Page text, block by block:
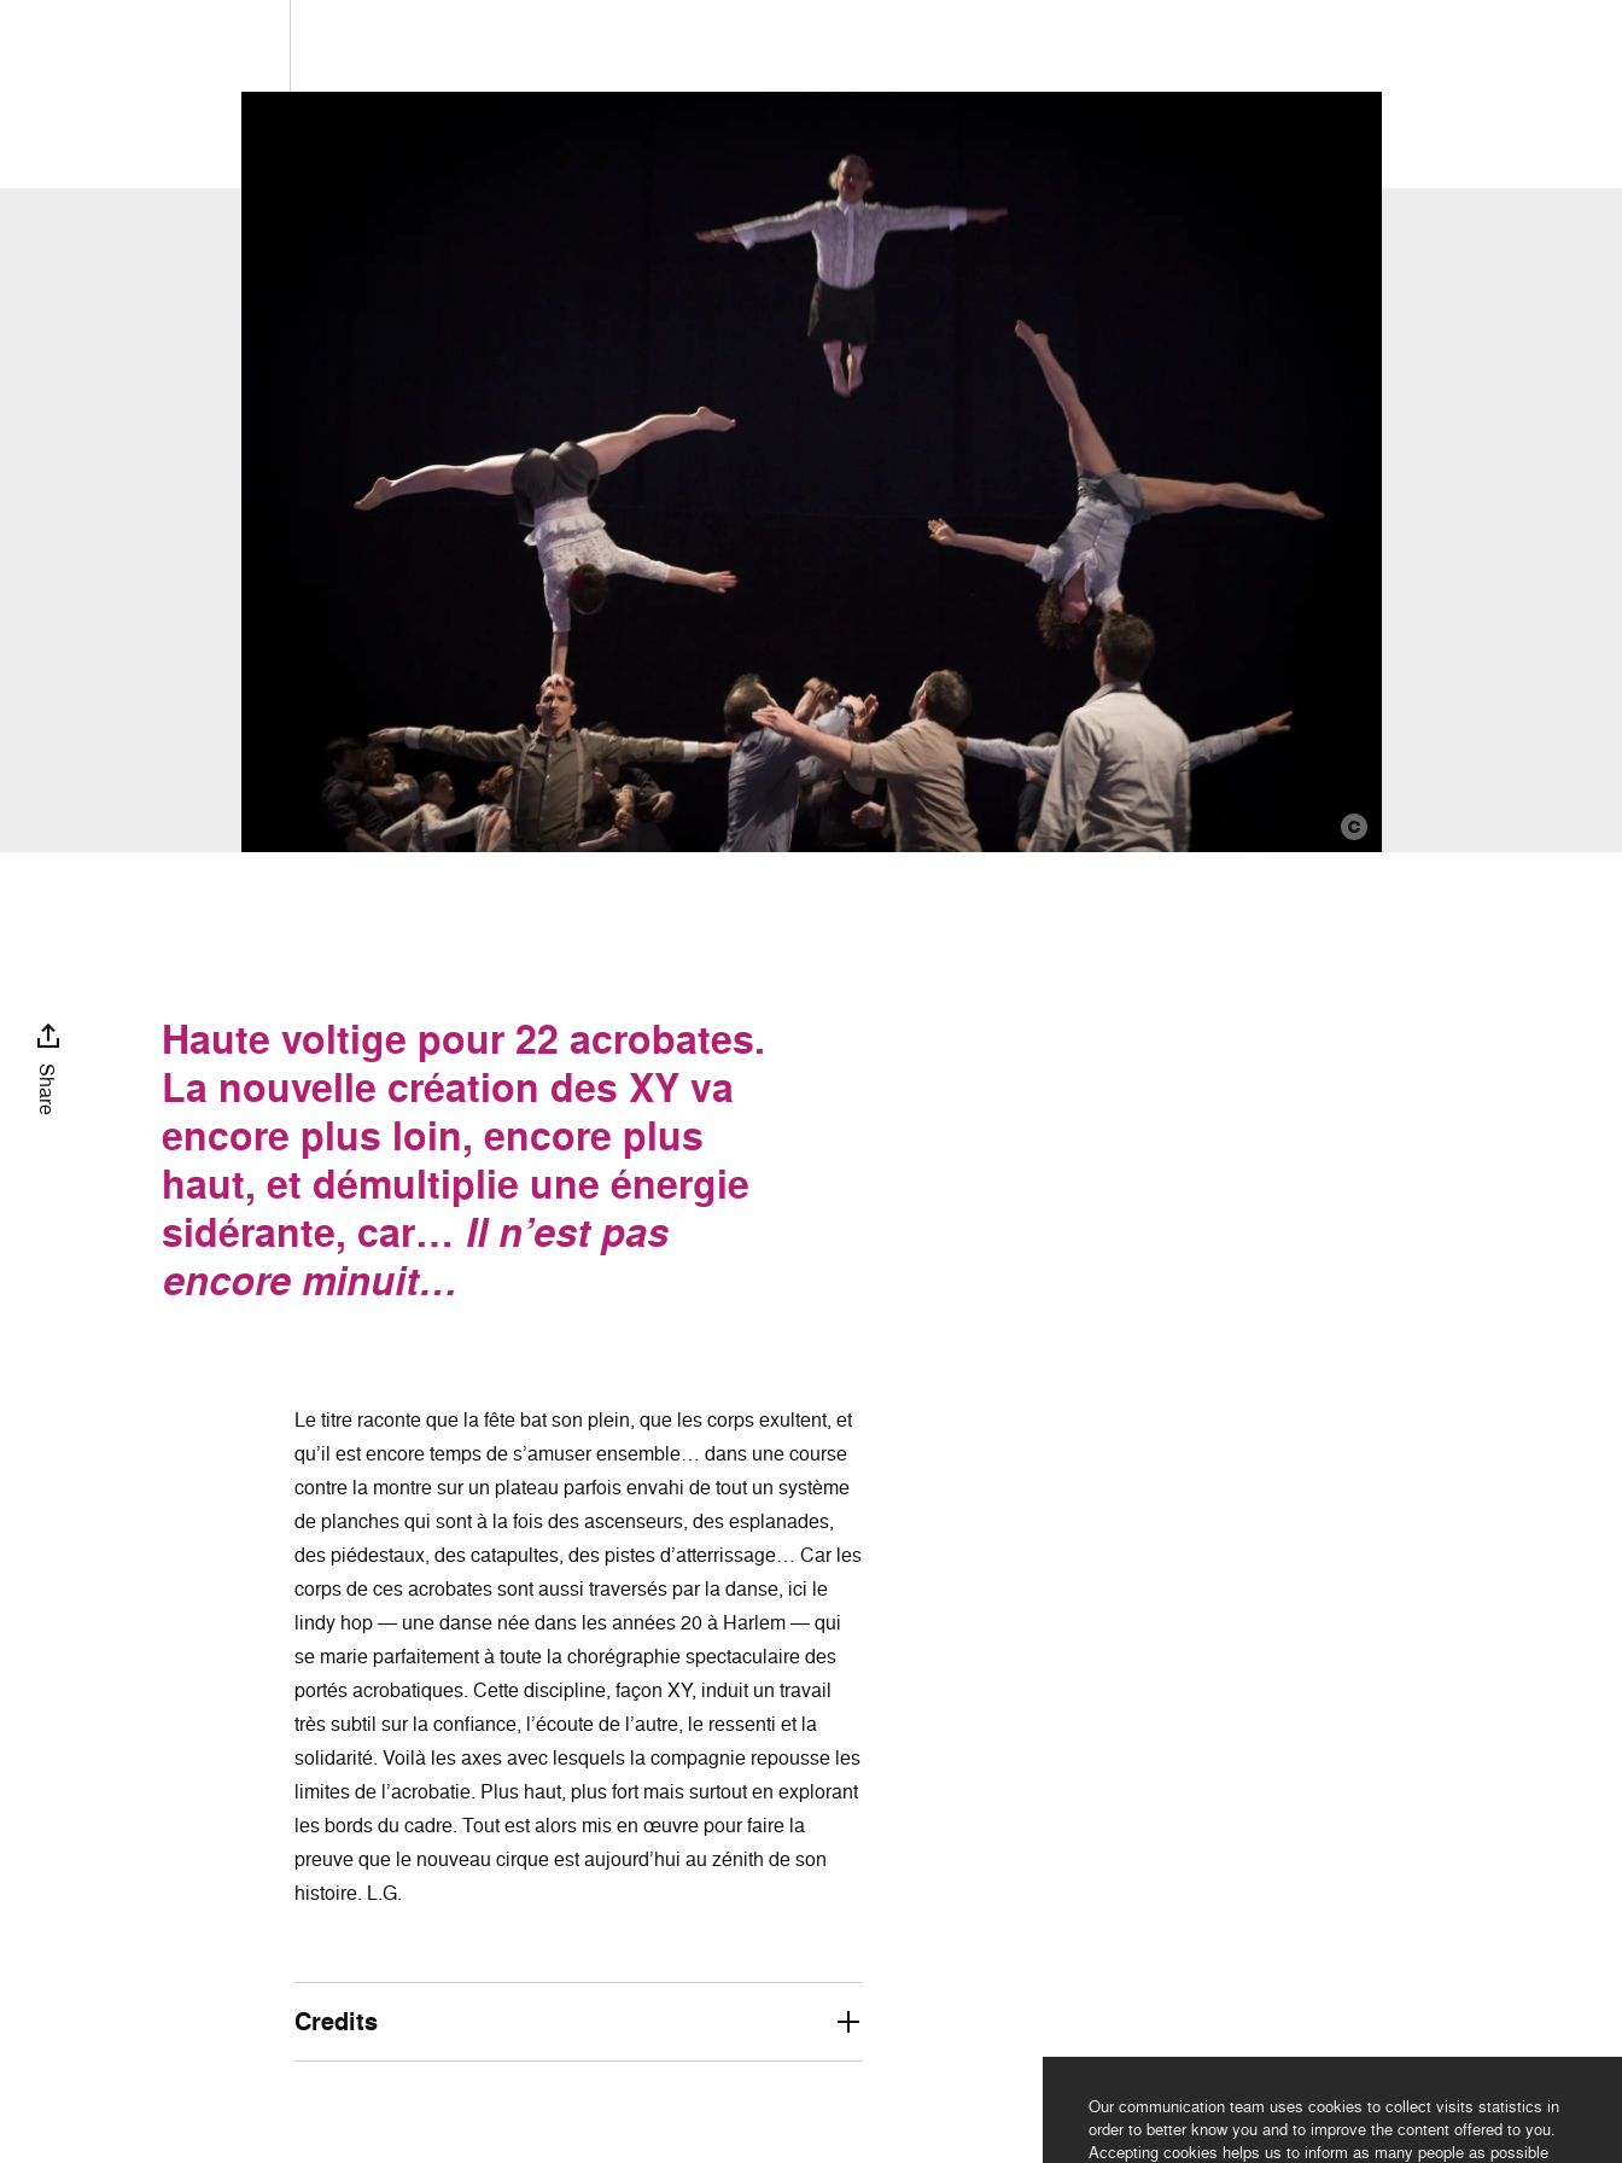
Our communication team uses cookies to collect visits statistics in
order to better know you and to improve the content offered to you.
Accepting cookies helps us to inform as many people as possible
Share
Haute voltige pour 22 acrobates.
La nouvelle création des XY va
encore plus loin, encore plus
haut, et démultiplie une énergie
sidérante, car… Il n’est pas
encore minuit…
Le titre raconte que la fête bat son plein, que les corps exultent, et
qu’il est encore temps de s’amuser ensemble… dans une course
contre la montre sur un plateau parfois envahi de tout un système
de planches qui sont à la fois des ascenseurs, des esplanades,
des piédestaux, des catapultes, des pistes d’atterrissage… Car les
corps de ces acrobates sont aussi traversés par la danse, ici le
lindy hop — une danse née dans les années 20 à Harlem — qui
se marie parfaitement à toute la chorégraphie spectaculaire des
portés acrobatiques. Cette discipline, façon XY, induit un travail
très subtil sur la confiance, l’écoute de l’autre, le ressenti et la
solidarité. Voilà les axes avec lesquels la compagnie repousse les
limites de l’acrobatie. Plus haut, plus fort mais surtout en explorant
les bords du cadre. Tout est alors mis en œuvre pour faire la
preuve que le nouveau cirque est aujourd’hui au zénith de son
histoire. L.G.
Credits